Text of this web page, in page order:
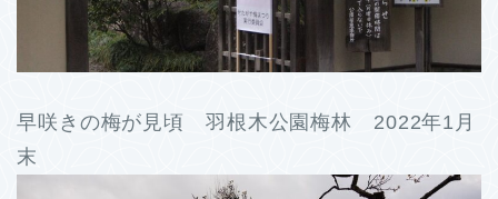
早咲きの梅が見頃 羽根木公園梅林 2022年1月
末